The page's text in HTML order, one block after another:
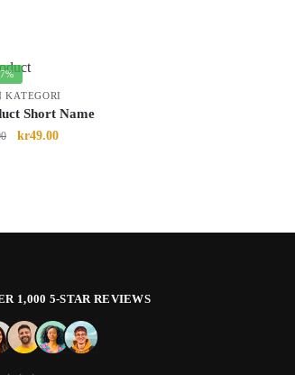
KATEGORI
Short Name
kr49.00
1,000 5-STAR REVIEWS